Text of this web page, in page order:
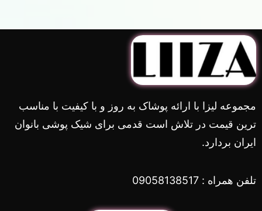
مجموعه لیزا با ارائه پوشاک به روز و با کیفیت با مناسب
ترین قیمت در تلاش است قدمی برای شیک پوشی بانوان
ایران بردارد.
تلفن همراه : 09058138517